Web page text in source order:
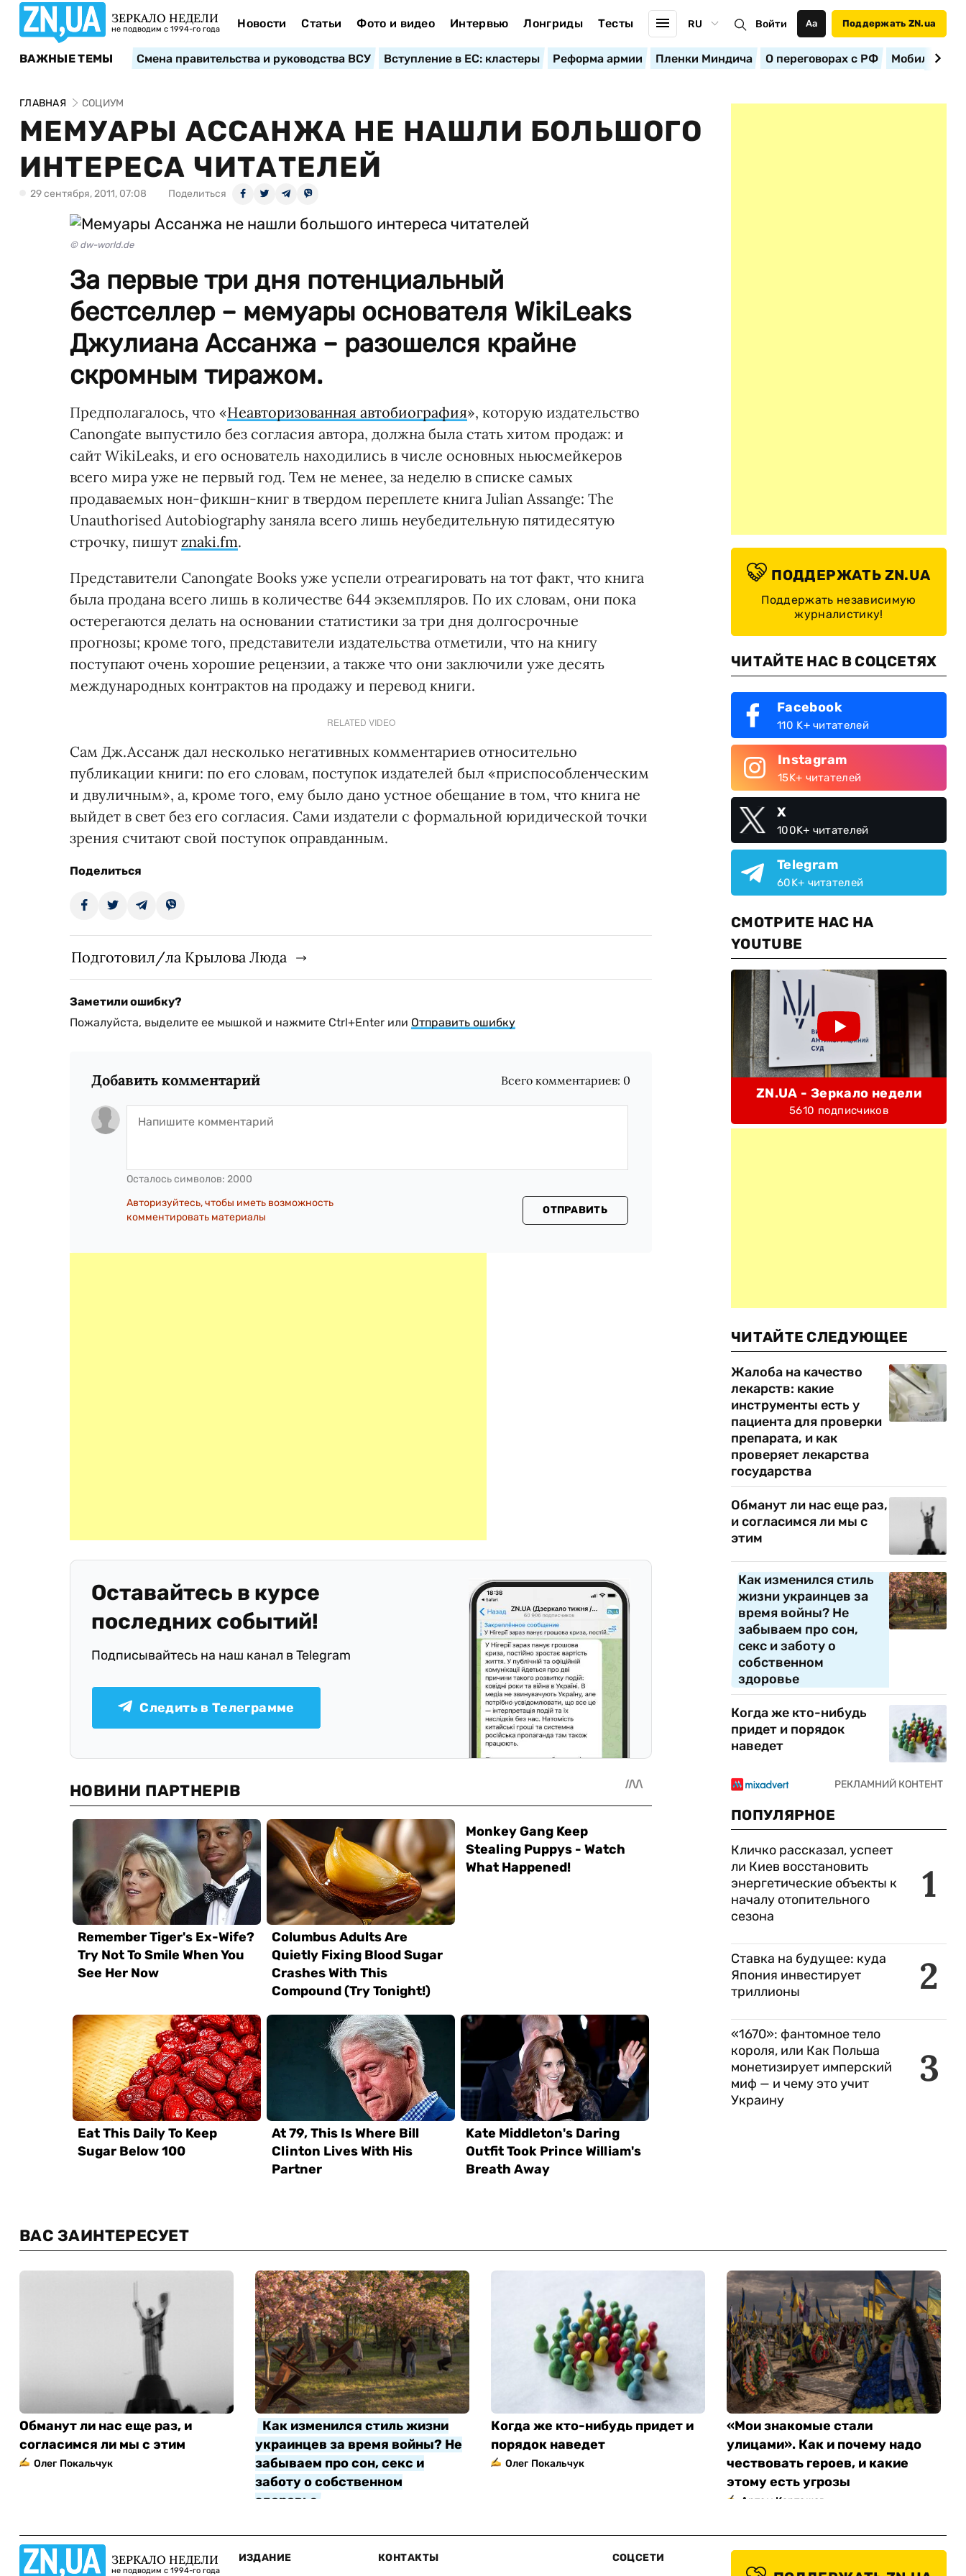
ЗЕРКАЛО НЕДЕЛИ
не подводим с 1994-го года Новости Статьи Фото и видео Интервью Лонгриды Тесты RU Войти Аа Поддержать ZN.ua
ВАЖНЫЕ ТЕМЫ Смена правительства и руководства ВСУ Вступление в ЕС: кластеры Реформа армии Пленки Миндича О переговорах с РФ
ГЛАВНАЯ СОЦИУМ
МЕМУАРЫ АССАНЖА НЕ НАШЛИ БОЛЬШОГО
ИНТЕРЕСА ЧИТАТЕЛЕЙ
29 сентября, 2011, 07:08 Поделиться
© dw-world.de
За первые три дня потенциальный
бестселлер – мемуары основателя WikiLeaks
Джулиана Ассанжа – разошелся крайне
скромным тиражом.
Предполагалось, что «Неавторизованная автобиография», которую издательство
Canongate выпустило без согласия автора, должна была стать хитом продаж: и
сайт WikiLeaks, и его основатель находились в числе основных ньюсмейкеров
всего мира уже не первый год. Тем не менее, за неделю в списке самых
продаваемых нон-фикшн-книг в твердом переплете книга Julian Assange: The
Unauthorised Autobiography заняла всего лишь неубедительную пятидесятую
строчку, пишут znaki.fm.
Представители Canongate Books уже успели отреагировать на тот факт, что книга
была продана всего лишь в количестве 644 экземпляров. По их словам, они пока
остерегаются делать на основании статистики за три дня долгосрочные
прогнозы; кроме того, представители издательства отметили, что на книгу
поступают очень хорошие рецензии, а также что они заключили уже десять
международных контрактов на продажу и перевод книги.
RELATED VIDEO
Сам Дж.Ассанж дал несколько негативных комментариев относительно
публикации книги: по его словам, поступок издателей был «приспособленческим
и двуличным», а, кроме того, ему было дано устное обещание в том, что книга не
выйдет в свет без его согласия. Сами издатели с формальной юридической точки
зрения считают свой поступок оправданным.
Поделиться
Подготовил/ла Крылова Люда
Заметили ошибку?
Пожалуйста, выделите ее мышкой и нажмите Ctrl+Enter или Отправить ошибку
Добавить комментарий Всего комментариев: 0
Осталось символов: 2000
Авторизуйтесь, чтобы иметь возможность
комментировать материалы
ОТПРАВИТЬ
Оставайтесь в курсе
последних событий!
Подписывайтесь на наш канал в Telegram
Следить в Телеграмме
ПОДДЕРЖАТЬ ZN.UA
Поддержать независимую
журналистику!
ЧИТАЙТЕ НАС В СОЦСЕТЯХ
Facebook
110 K+ читателей
Instagram
15K+ читателей
X
100K+ читателей
Telegram
60K+ читателей
СМОТРИТЕ НАС НА
YOUTUBE
ZN.UA - Зеркало недели
5610 подписчиков
ЧИТАЙТЕ СЛЕДУЮЩЕЕ
Жалоба на качество
лекарств: какие
инструменты есть у
пациента для проверки
препарата, и как
проверяет лекарства
государства
Обманут ли нас еще раз,
и согласимся ли мы с
этим
Как изменился стиль
жизни украинцев за
время войны? Не
забываем про сон,
секс и заботу о
собственном
здоровье
Когда же кто-нибудь
придет и порядок
наведет
ПОПУЛЯРНОЕ
1
Кличко рассказал, успеет
ли Киев восстановить
энергетические объекты к
началу отопительного
сезона
2
Ставка на будущее: куда
Япония инвестирует
триллионы
3
«1670»: фантомное тело
короля, или Как Польша
монетизирует имперский
миф — и чему это учит
Украину
ВАС ЗАИНТЕРЕСУЕТ
Обманут ли нас еще раз, и
согласимся ли мы с этим
Олег Покальчук
Как изменился стиль жизни
украинцев за время войны? Не
забываем про сон, секс и
заботу о собственном
здоровье
Когда же кто-нибудь придет и
порядок наведет
Олег Покальчук
«Мои знакомые стали
улицами». Как и почему надо
чествовать героев, и какие
этому есть угрозы
Артем Карташов
ЗЕРКАЛО НЕДЕЛИ
не подводим с 1994-го года
ИЗДАНИЕ КОНТАКТЫ СОЦСЕТИ